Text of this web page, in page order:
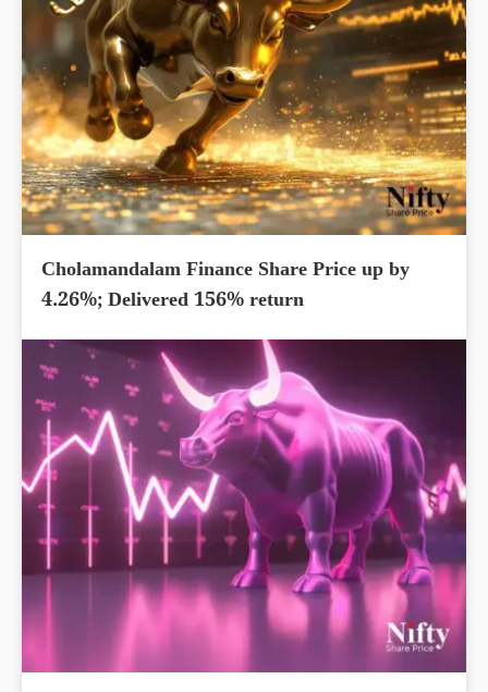
Cholamandalam Finance Share Price up by
4.26%; Delivered 156% return